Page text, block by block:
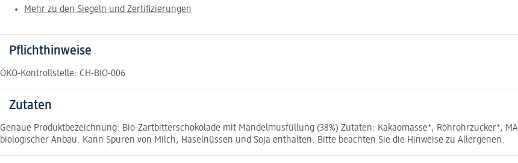
Mehr zu den Siegeln und Zertifizierungen
Pflichthinweise
ÖKO-Kontrollstelle: CH-BIO-006
Zutaten
Genaue Produktbezeichnung: Bio-Zartbitterschokolade mit Mandelmusfüllung (38%) Zutaten: Kakaomasse*, Rohrohrzucker*,
biologischer Anbau. Kann Spuren von Milch, Haselnüssen und Soja enthalten. Bitte beachten Sie die Hinweise zu Allergenen.